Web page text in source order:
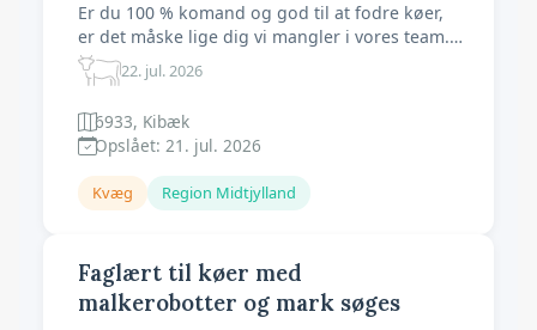
Er du 100 % komand og god til at fodre køer,
er det måske lige dig vi mangler i vores team.
Din arbejdsdag vil bestå af blandning af foder,
opsyn , behandling , registrering og ledelse af
øvrigt personale i stalden. Du vil være den der
har overblikket i det daglige og vi forventer Du
har erfaring me
22. jul. 2026
6933, Kibæk
Opslået: 21. jul. 2026
Kvæg Region Midtjylland
Faglært til køer med
malkerobotter og mark søges